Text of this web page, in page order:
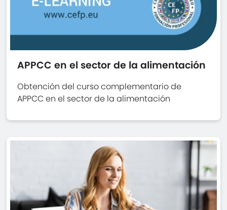
APPCC en el sector de la alimentación
Obtención del curso complementario de
APPCC en el sector de la alimentación